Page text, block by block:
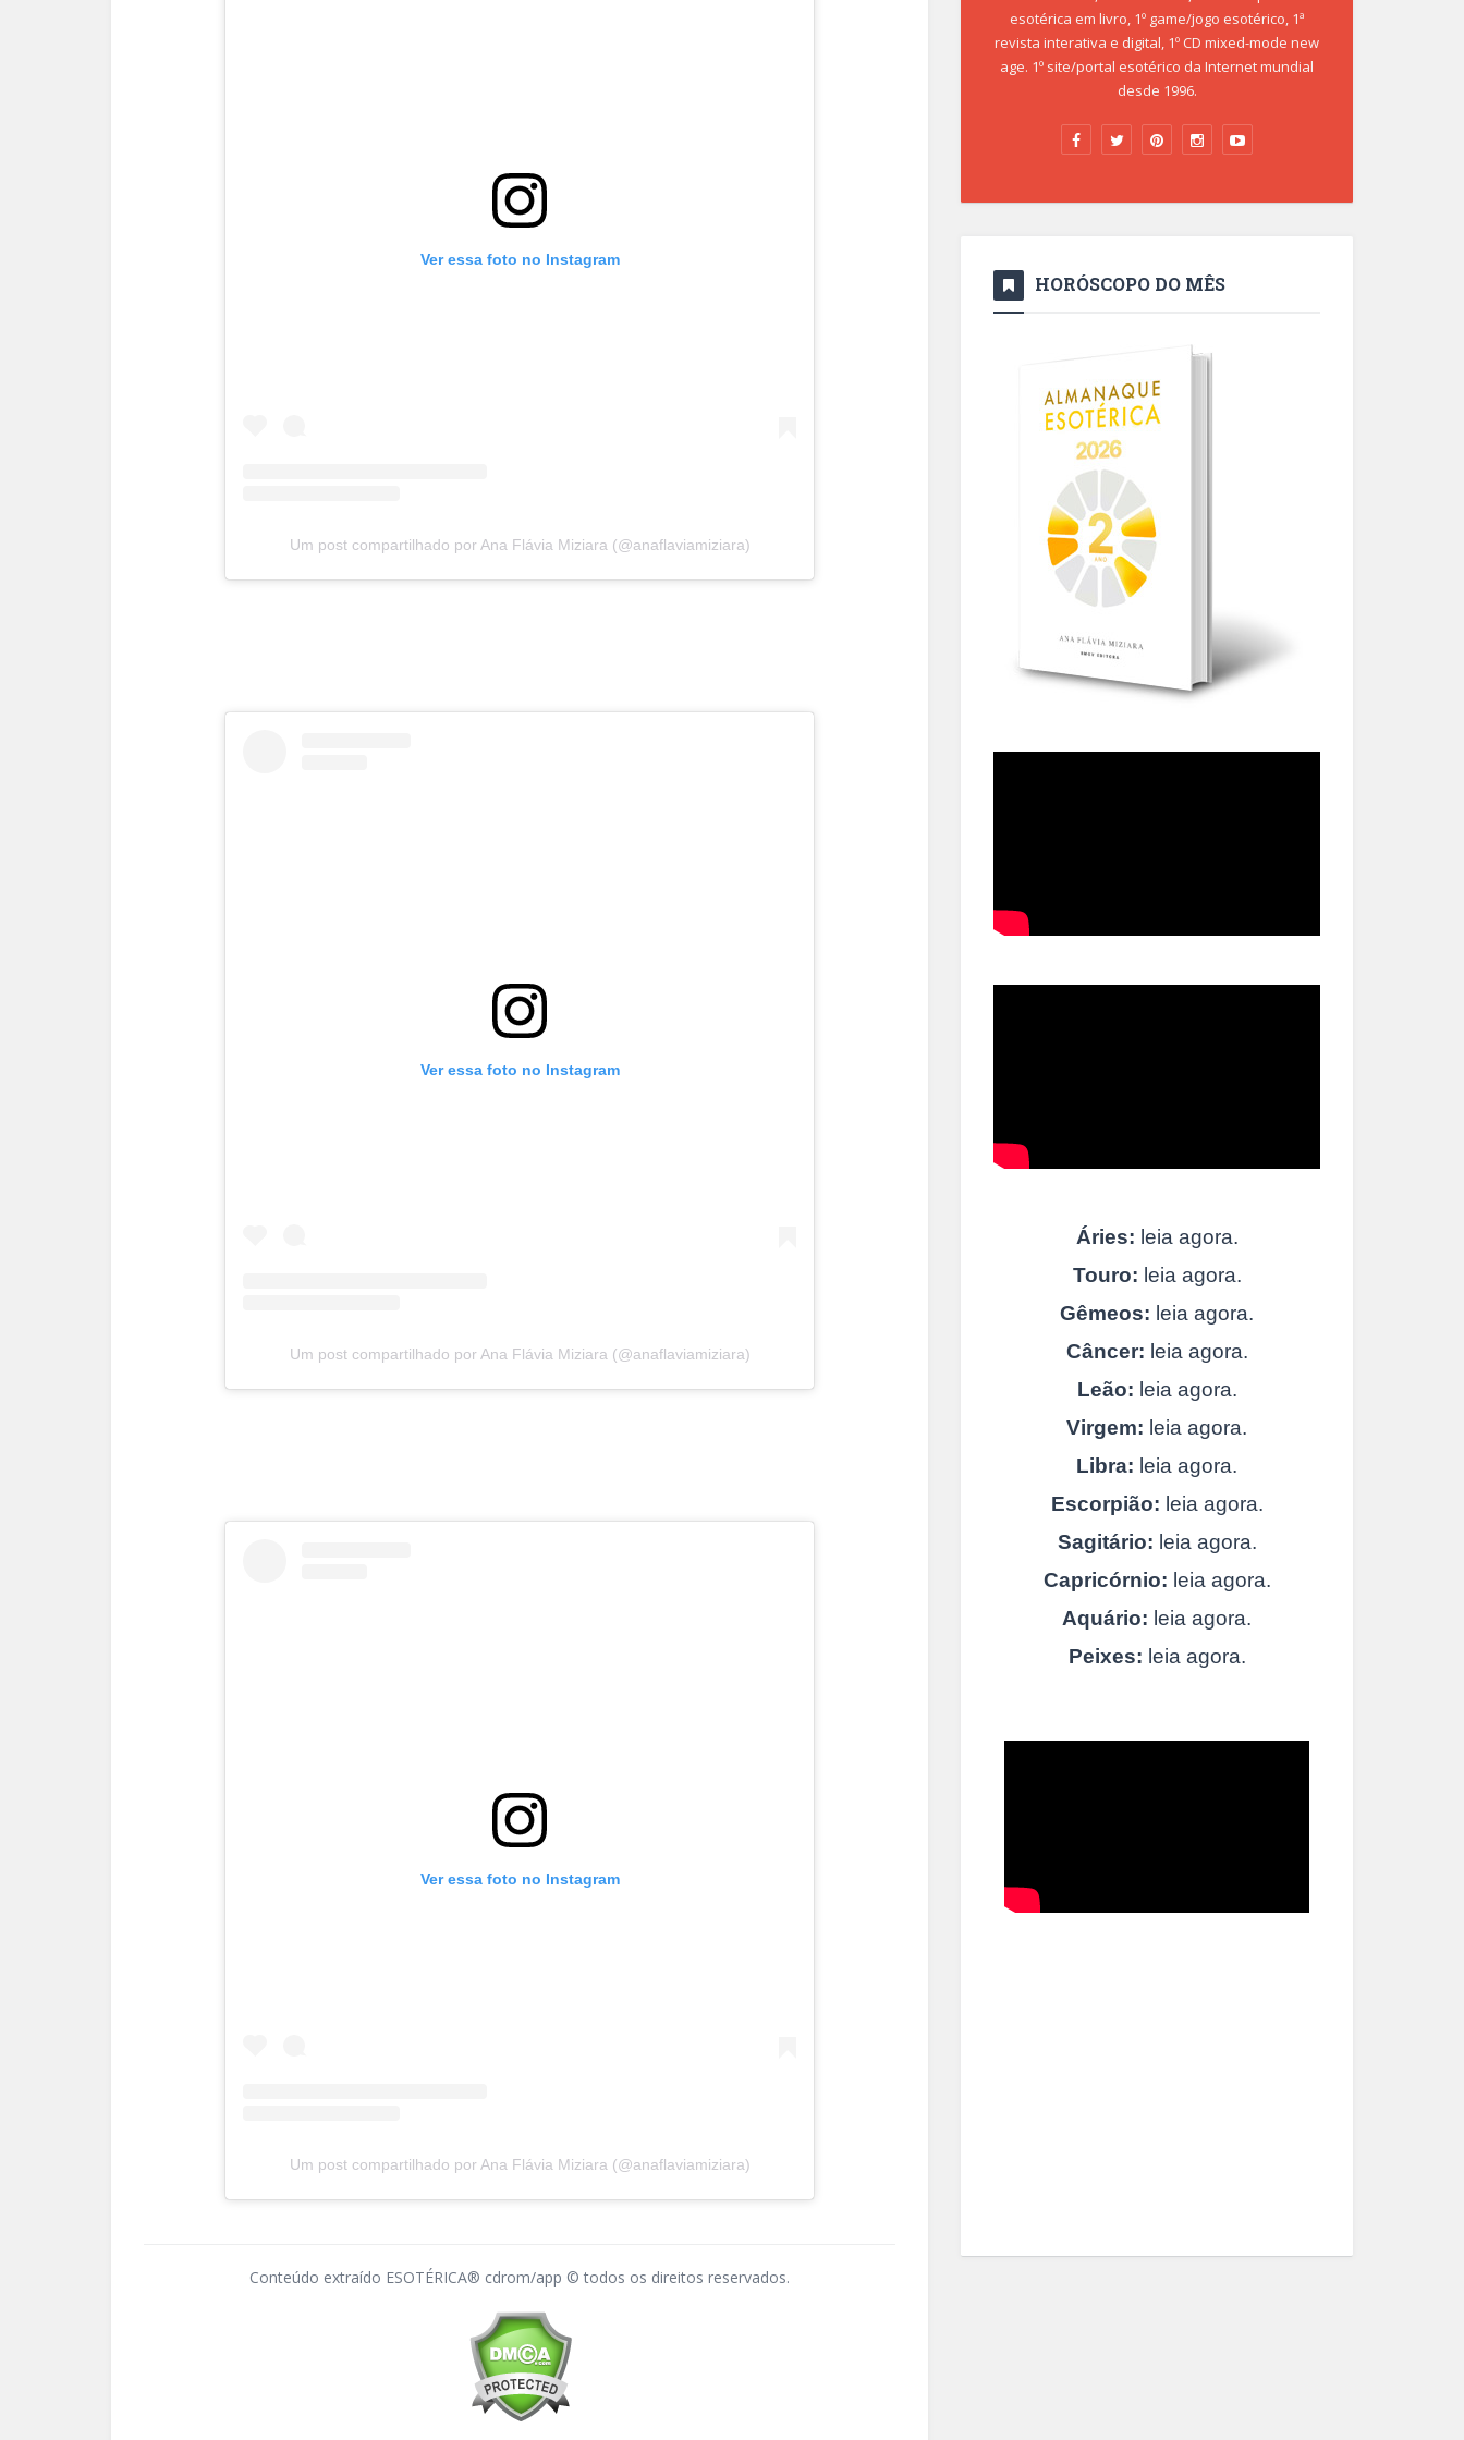
Ver essa foto no Instagram
Um post compartilhado por Ana Flávia Miziara (@anaflaviamiziara)
Ver essa foto no Instagram
Um post compartilhado por Ana Flávia Miziara (@anaflaviamiziara)
Ver essa foto no Instagram
Um post compartilhado por Ana Flávia Miziara (@anaflaviamiziara)
Conteúdo extraído ESOTÉRICA® cdrom/app © todos os direitos reservados.
esotérica em livro, 1º game/jogo esotérico, 1ª
revista interativa e digital, 1º CD mixed-mode new
age. 1º site/portal esotérico da Internet mundial
desde 1996.
HORÓSCOPO DO MÊS
Áries: leia agora.
Touro: leia agora.
Gêmeos: leia agora.
Câncer: leia agora.
Leão: leia agora.
Virgem: leia agora.
Libra: leia agora.
Escorpião: leia agora.
Sagitário: leia agora.
Capricórnio: leia agora.
Aquário: leia agora.
Peixes: leia agora.